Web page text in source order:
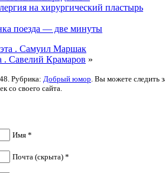
на хирургический пластырь
поезда — две минуты
. Самуил Маршак
. Савелий Крамаров »
Рубрика: Добрый юмор. Вы можете следить
со своего сайта.
Имя *
Почта (скрыта) *